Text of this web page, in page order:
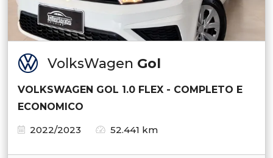
VolksWagen Gol
VOLKSWAGEN GOL 1.0 FLEX - COMPLETO E
ECONOMICO
2022/2023
52.441 km